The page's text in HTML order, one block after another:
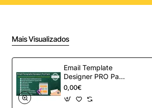
Mais Visualizados
Email Template
Designer PRO Pack
– Automação de e-
mail definitiva para
OpenCart
0,00€